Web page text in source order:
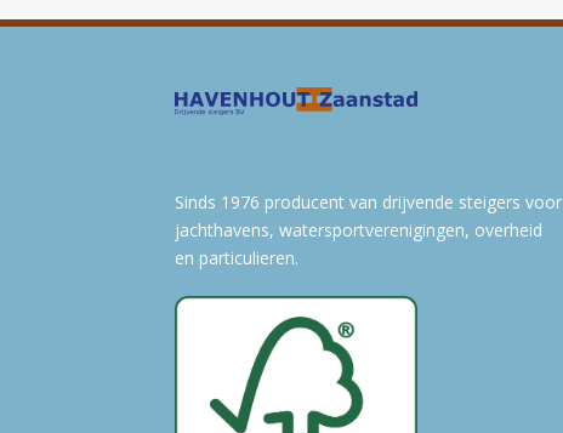
Sinds 1976 producent van drijvende steigers voor
jachthavens, watersportverenigingen, overheid
en particulieren.